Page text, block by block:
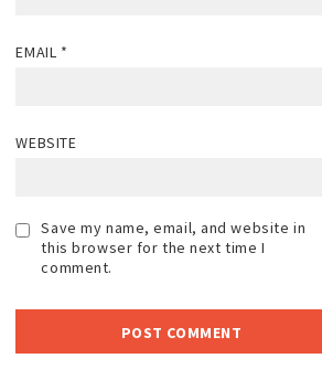
EMAIL *
WEBSITE
Save my name, email, and website in
this browser for the next time I
comment.